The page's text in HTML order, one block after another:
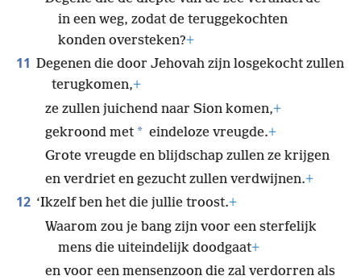
in een weg, zodat de teruggekochten
konden oversteken?+
11 Degenen die door Jehovah zijn losgekocht zullen
terugkomen,+
ze zullen juichend naar Sion komen,+
gekroond met * eindeloze vreugde.+
Grote vreugde en blijdschap zullen ze krijgen
en verdriet en gezucht zullen verdwijnen.+
12 ‘Ikzelf ben het die jullie troost.+
Waarom zou je bang zijn voor een sterfelijk
mens die uiteindelijk doodgaat+
en voor een mensenzoon die zal verdorren als